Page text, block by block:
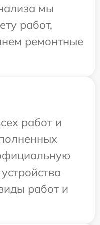
мы
работ,
ремонтные
работ и
работ и